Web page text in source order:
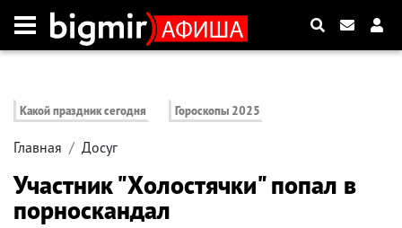
Какой праздник сегодня Гороскопы 2025
Главная Досуг
Участник "Холостячки" попал в
порноскандал